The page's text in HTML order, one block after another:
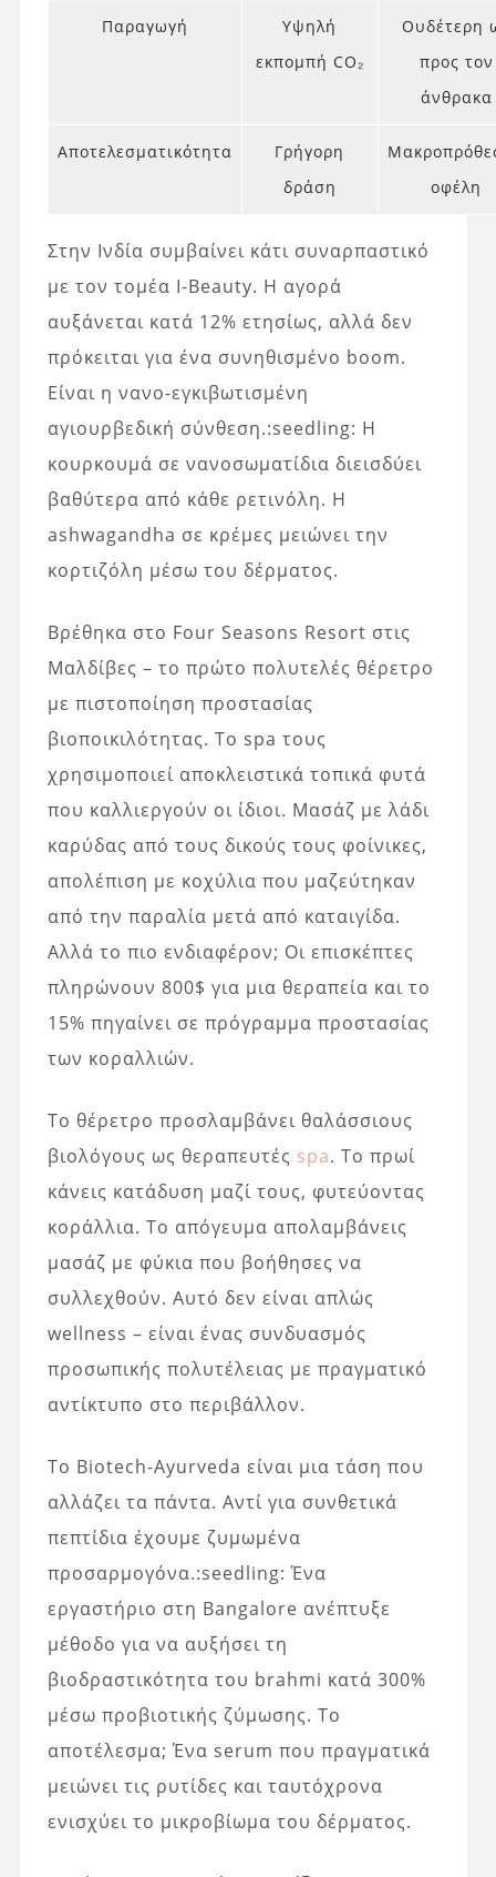
Παραγωγή
Υψηλή
εκπομπή CO₂
Ουδέτερη
προς τον
άνθρακα
Αποτελεσματικότητα
Γρήγορη
δράση
οφέλη
Στην Ινδία συμβαίνει κάτι συναρπαστικό
με τον τομέα I-Beauty. Η αγορά
αυξάνεται κατά 12% ετησίως, αλλά δεν
πρόκειται για ένα συνηθισμένο boom.
Είναι η νανο-εγκιβωτισμένη
αγιουρβεδική σύνθεση.:seedling: Η
κουρκουμά σε νανοσωματίδια διεισδύει
βαθύτερα από κάθε ρετινόλη. Η
ashwagandha σε κρέμες μειώνει την
κορτιζόλη μέσω του δέρματος.
Βρέθηκα στο Four Seasons Resort στις
Μαλδίβες – το πρώτο πολυτελές θέρετρο
με πιστοποίηση προστασίας
βιοποικιλότητας. Το spa τους
χρησιμοποιεί αποκλειστικά τοπικά φυτά
που καλλιεργούν οι ίδιοι. Μασάζ με λάδι
καρύδας από τους δικούς τους φοίνικες,
απολέπιση με κοχύλια που μαζεύτηκαν
από την παραλία μετά από καταιγίδα.
Αλλά το πιο ενδιαφέρον; Οι επισκέπτες
πληρώνουν 800$ για μια θεραπεία και το
15% πηγαίνει σε πρόγραμμα προστασίας
των κοραλλιών.
Το θέρετρο προσλαμβάνει θαλάσσιους
βιολόγους ως θεραπευτές spa. Το πρωί
κάνεις κατάδυση μαζί τους, φυτεύοντας
κοράλλια. Το απόγευμα απολαμβάνεις
μασάζ με φύκια που βοήθησες να
συλλεχθούν. Αυτό δεν είναι απλώς
wellness – είναι ένας συνδυασμός
προσωπικής πολυτέλειας με πραγματικό
αντίκτυπο στο περιβάλλον.
Το Biotech-Ayurveda είναι μια τάση που
αλλάζει τα πάντα. Αντί για συνθετικά
πεπτίδια έχουμε ζυμωμένα
προσαρμογόνα.:seedling: Ένα
εργαστήριο στη Bangalore ανέπτυξε
μέθοδο για να αυξήσει τη
βιοδραστικότητα του brahmi κατά 300%
μέσω προβιοτικής ζύμωσης. Το
αποτέλεσμα; Ένα serum που πραγματικά
μειώνει τις ρυτίδες και ταυτόχρονα
ενισχύει το μικροβίωμα του δέρματος.